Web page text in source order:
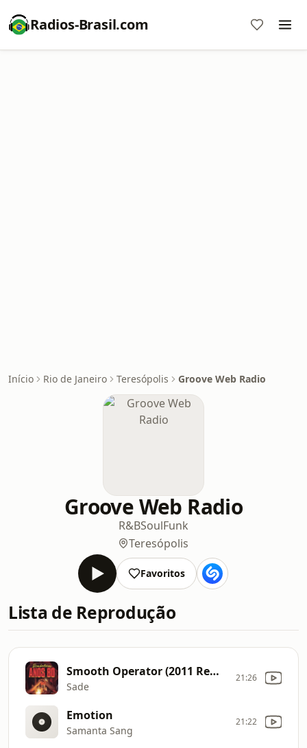
Radios-Brasil.com
Início Rio de Janeiro Teresópolis Groove Web Radio
Groove Web Radio
R&BSoulFunk
Teresópolis
Favoritos
Lista de Reprodução
Smooth Operator (2011 Remastered)
Sade
21:26
Emotion
Samanta Sang
21:22